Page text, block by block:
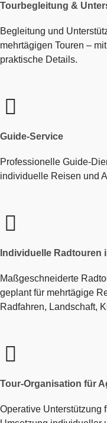
Tourbegleitung &
Begleitung und
mehrtägigen Touren –
praktische Details.
Guide-Service
Professionelle Guide-
individuelle Reisen und
Individuelle Radtouren
Maßgeschneiderte
geplant für mehrtägige
Radfahren, Landschaft,
Tour-Organisation für
Operative Unterstützung